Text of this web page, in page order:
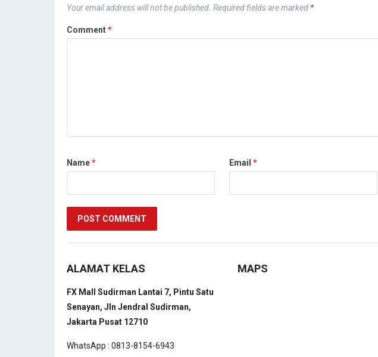
Your email address will not be published. Required fields are marked *
Comment*
Name* Email *
ALAMAT KELAS
FX Mall Sudirman Lantai 7, Pintu Satu
Senayan, Jln Jendral Sudirman,
Jakarta Pusat 12710
WhatsApp : 0813-8154-6943
MAPS